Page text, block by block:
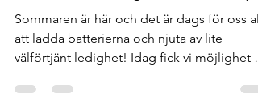
swesharp
26 juni 2024
1 min läsning
Semesterönskningar från Swesharp